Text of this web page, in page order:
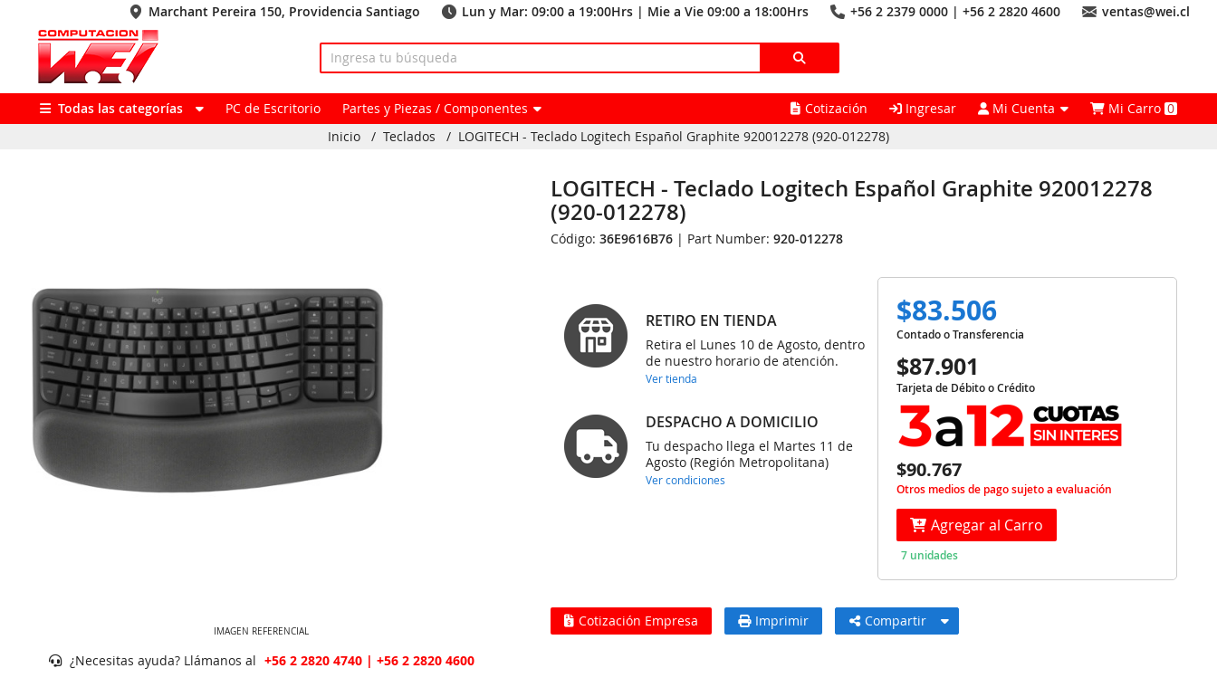
Marchant Pereira 150, Providencia Santiago Lun y Mar: 09:00 a 19:00Hrs | Mie a Vie 09:00 a 18:00Hrs +56 2 2379 0000 | +56 2 2820 4600 ventas@wei.cl
Todas las categorías PC de Escritorio Partes y Piezas / Componentes Cotización Ingresar Mi Cuenta Mi Carro0
Inicio
/ Teclados / LOGITECH - Teclado Logitech Español Graphite 920012278 (920-012278)
IMAGEN REFERENCIAL
¿Necesitas ayuda? Llámanos al +56 2 2820 4740 | +56 2 2820 4600
LOGITECH - Teclado Logitech Español Graphite 920012278
(920-012278)
Código:36E9616B76 | Part Number:920-012278
RETIRO EN TIENDA
Retira el Lunes 10 de Agosto, dentro
de nuestro horario de atención.
Ver tienda
DESPACHO A DOMICILIO
Tu despacho llega el Martes 11 de
Agosto (Región Metropolitana)
Ver condiciones
$83.506
Contado o Transferencia
$87.901
Tarjeta de Débito o Crédito
$90.767
Otros medios de pago sujeto a evaluación
Agregar al Carro
7 unidades
Cotización Empresa Imprimir Compartir